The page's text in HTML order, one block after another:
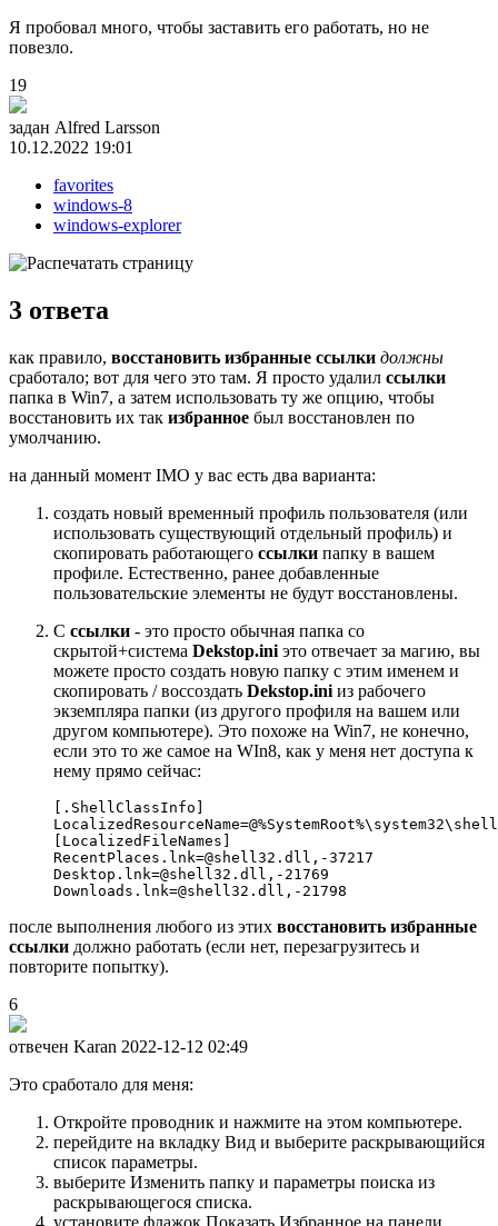
Я пробовал много, чтобы заставить его работать, но не
повезло.
19
задан Alfred Larsson
10.12.2022 19:01
favorites
windows-8
windows-explorer
3 ответа
как правило, восстановить избранные ссылки должны
сработало; вот для чего это там. Я просто удалил ссылки
папка в Win7, а затем использовать ту же опцию, чтобы
восстановить их так избранное был восстановлен по
умолчанию.
на данный момент IMO у вас есть два варианта:
создать новый временный профиль пользователя (или
использовать существующий отдельный профиль) и
скопировать работающего ссылки папку в вашем
профиле. Естественно, ранее добавленные
пользовательские элементы не будут восстановлены.
С ссылки - это просто обычная папка со
скрытой+система Dekstop.ini это отвечает за магию, вы
можете просто создать новую папку с этим именем и
скопировать / воссоздать Dekstop.ini из рабочего
экземпляра папки (из другого профиля на вашем или
другом компьютере). Это похоже на Win7, не конечно,
если это то же самое на WIn8, как у меня нет доступа к
нему прямо сейчас:
[.ShellClassInfo]
[LocalizedFileNames]
RecentPlaces.lnk=@shell32.dll,-37217
Desktop.lnk=@shell32.dll,-21769
после выполнения любого из этих восстановить избранные
ссылки должно работать (если нет, перезагрузитесь и
повторите попытку).
6
отвечен Karan 2022-12-12 02:49
Это сработало для меня:
Откройте проводник и нажмите на этом компьютере.
перейдите на вкладку Вид и выберите раскрывающийся
список параметры.
выберите Изменить папку и параметры поиска из
раскрывающегося списка.
установите флажок Показать Избранное на панели